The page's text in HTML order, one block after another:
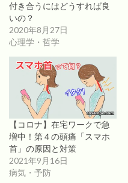
付き合うにはどうすれば良
いの？
2020年8月27日
心理学・哲学
【コロナ】在宅ワークで急
増中！第４の頭痛「スマホ
首」の原因と対策
2021年9月16日
病気・予防